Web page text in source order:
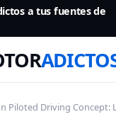
a tus fuentes de
Piloted Driving Concept: